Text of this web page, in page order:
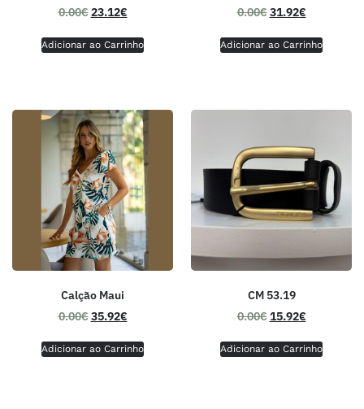
0.00€23.12€
Adicionar ao Carrinho
0.00€31.92€
Adicionar ao Carrinho
Calção Maui
0.00€35.92€
Adicionar ao Carrinho
CM 53.19
0.00€15.92€
Adicionar ao Carrinho